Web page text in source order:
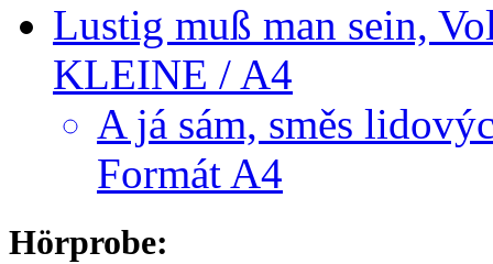
Lustig muß man sein,
KLEINE / A4
A já sám, směs
Formát A4
Hörprobe: